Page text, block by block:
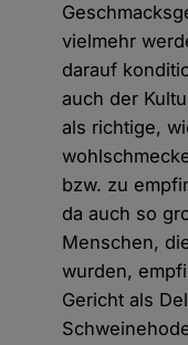
vielmehr
darauf
auch der
als richtige,
bzw. zu
da auch so
Menschen,
wurden,
Gericht als